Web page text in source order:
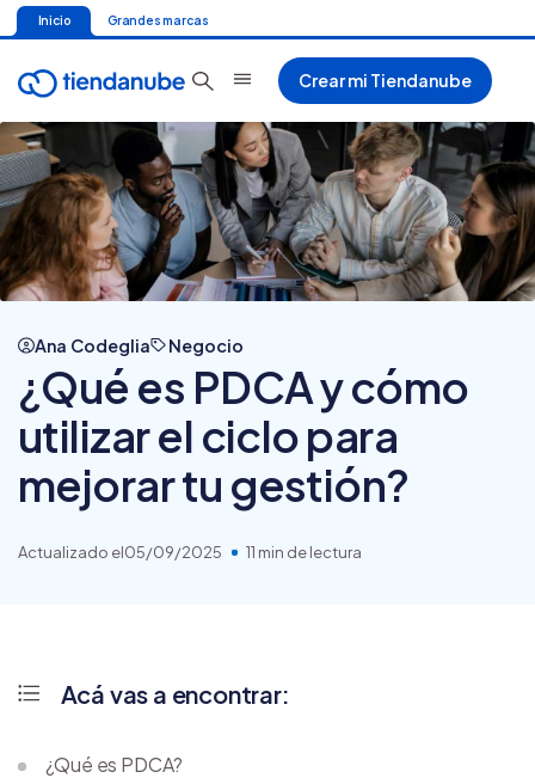
Inicio Grandes marcas
Crear mi Tiendanube
Ana Codeglia Negocio
¿Qué es PDCA y cómo
utilizar el ciclo para
mejorar tu gestión?
Actualizado el05/09/2025 11 min de lectura
Acá vas a encontrar:
¿Qué es PDCA?